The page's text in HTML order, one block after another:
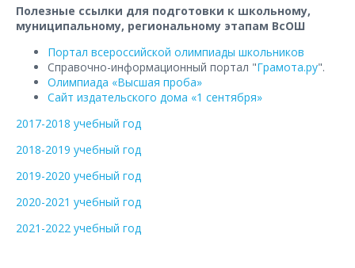
Полезные ссылки для подготовки к школьному,
муниципальному, региональному этапам ВсОШ
Портал всероссийской олимпиады школьников
Справочно-информационный портал "Грамота.ру".
Олимпиада «Высшая проба»
Сайт издательского дома «1 сентября»
2017-2018 учебный год
2018-2019 учебный год
2019-2020 учебный год
2020-2021 учебный год
2021-2022 учебный год